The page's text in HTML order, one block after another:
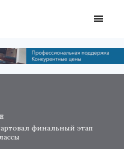
финальный этап